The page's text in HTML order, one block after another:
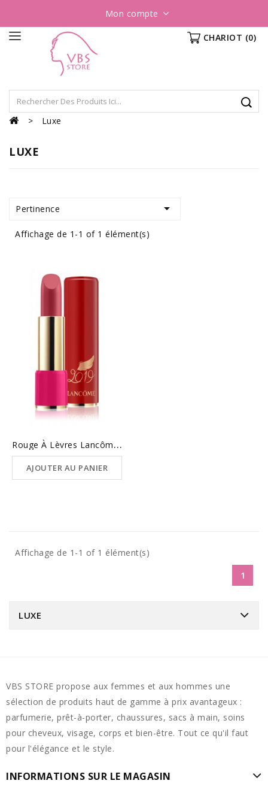
Mon compte
CHARIOT (0)
Luxe
LUXE
Pertinence 
Affichage de 1-1 of 1 élément(s)
R
Ouge À Lèvres Lancôme...
AJOUTER AU PANIER
Affichage de 1-1 of 1 élément(s)
1
LUXE
VBS STORE propose aux femmes et aux hommes une
sélection de produits haut de gamme à prix avantageux :
parfumerie, prêt-à-porter, chaussures, sacs à main, soins
pour cheveux, visage, corps et bien-être. Tout ce qu'il faut
pour l'élégance et le style.
INFORMATIONS SUR LE MAGASIN